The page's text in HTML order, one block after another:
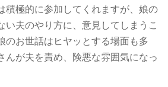
積極的に参加してくれますが、娘の
い夫のやり方に、意見してしまうこ
お世話はヒヤッとする場面も多
んが夫を責め、険悪な雰囲気になっ